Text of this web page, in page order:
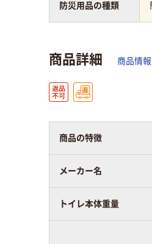
防災用品の種類
商品詳細 商品情
商品の特徴
メーカー名
トイレ本体重量